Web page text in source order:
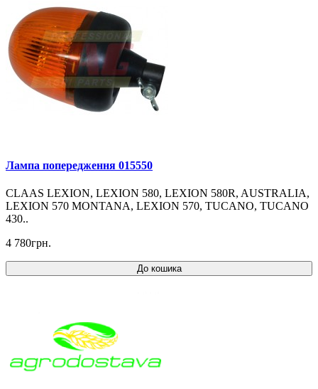
Лампа попередження 015550
CLAAS LEXION, LEXION 580, LEXION 580R, AUSTRALIA,
LEXION 570 MONTANA, LEXION 570, TUCANO, TUCANO
430..
4 780грн.
До кошика